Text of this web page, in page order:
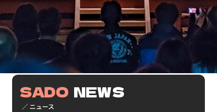
SADO NEWS
／ ニュース